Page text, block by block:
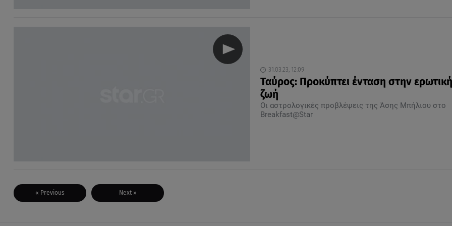
31.03.23, 12:09
Ταύρος: Προκύπτει ένταση στην
ζωή
Οι αστρολογικές προβλέψεις της Άσης Μπήλιου στο
Breakfast@Star
« Previous Next »